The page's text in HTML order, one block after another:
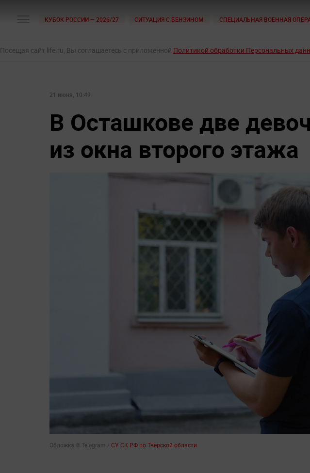
КУБОК РОССИИ — 2026/27 СИТУАЦИЯ С БЕНЗИНОМ СПЕЦИАЛЬНАЯ ВОЕННАЯ
Посещая сайт life.ru, Вы соглашаетесь с приложенной Политикой обработки Персональных
21 июня, 10:49
В Осташкове две
из окна второго этажа
Обложка © Telegram / СУ СК РФ по Тверской области